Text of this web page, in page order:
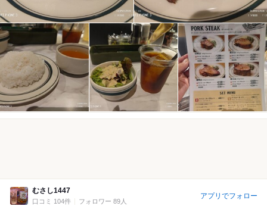
むさし1447
口コミ 104件 フォロワー 89人
アプリでフォロー